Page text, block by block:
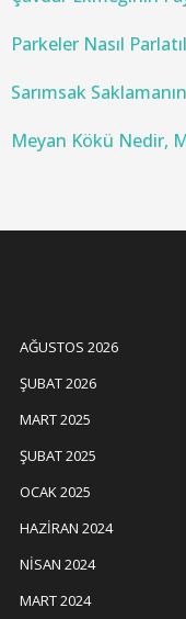
Parkeler Nasıl
Sarımsak
Meyan Kökü Nedir,
AĞUSTOS 2026
ŞUBAT 2026
MART 2025
ŞUBAT 2025
OCAK 2025
HAZIRAN 2024
NISAN 2024
MART 2024